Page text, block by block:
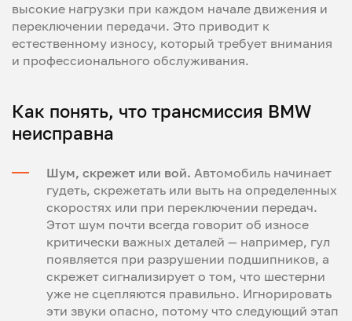
высокие нагрузки при каждом начале движения и
переключении передачи. Это приводит к
естественному износу, который требует внимания
и профессионального обслуживания.
Как понять, что трансмиссия BMW
неисправна
Шум, скрежет или вой. Автомобиль начинает
гудеть, скрежетать или выть на определенных
скоростях или при переключении передач.
Этот шум почти всегда говорит об износе
критически важных деталей — например, гул
появляется при разрушении подшипников, а
скрежет сигнализирует о том, что шестерни
уже не сцепляются правильно. Игнорировать
эти звуки опасно, потому что следующий этап